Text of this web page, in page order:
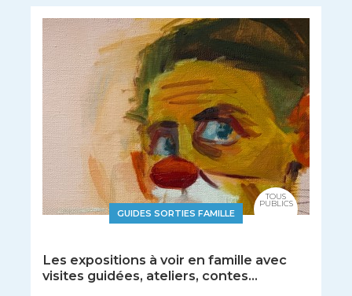
GUIDES SORTIES FAMILLE
Les expositions à voir en famille avec
visites guidées, ateliers, contes...
TOUS
PUBLICS